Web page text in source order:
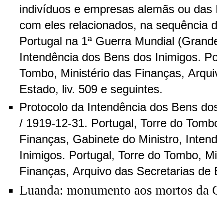
indivíduos e empresas alemãs ou
com eles relacionados, na sequência
Portugal na 1ª Guerra Mundial
Intendência dos Bens dos Inimigos.
Tombo, Ministério das Finanças,
Estado, liv. 509 e seguintes.
Protocolo da Intendência dos Bens
/ 1919-12-31. Portugal, Torre do
Finanças, Gabinete do Ministro,
Inimigos. Portugal, Torre do Tombo,
Finanças, Arquivo das Secretarias de
Luanda: monumento aos mortos da